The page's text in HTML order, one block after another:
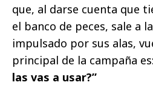
que, al darse cuenta que
el banco de peces, sale a
impulsado por sus alas,
principal de la campaña es:
las vas a usar?”